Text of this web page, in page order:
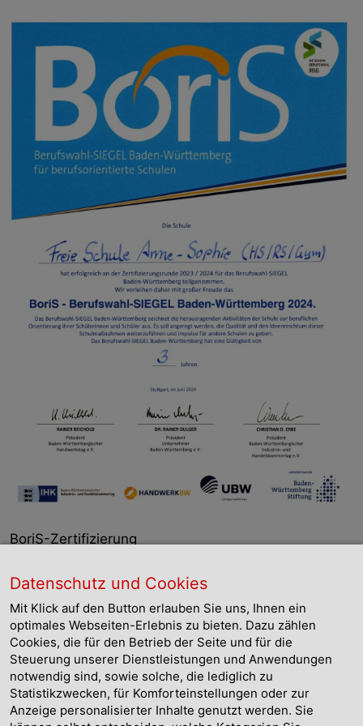
BoriS-Zertifizierung
am 17. Juli 2024 im Rahmen der Berufs- und
Studienorientierung mit dem renommierten BoriS-
Siegel ausgezeichnet. Diese Zertifizierung ist ein
Qualitätssiegel, das Schulen zunächst für die Dauer
von drei Jahren für herausragende Konzepte und
Programme zur Berufs- und Studienvorbereitung
erhalten. Die FSAS sticht hierbei besonders durch
ein ganzheitliches und innovatives Konzept hervor,
Datenschutz und Cookies
Mit Klick auf den Button erlauben Sie uns, Ihnen ein
optimales Webseiten-Erlebnis zu bieten. Dazu zählen
Cookies, die für den Betrieb der Seite und für die
Steuerung unserer Dienstleistungen und Anwendungen
notwendig sind, sowie solche, die lediglich zu
Statistikzwecken, für Komforteinstellungen oder zur
Anzeige personalisierter Inhalte genutzt werden. Sie